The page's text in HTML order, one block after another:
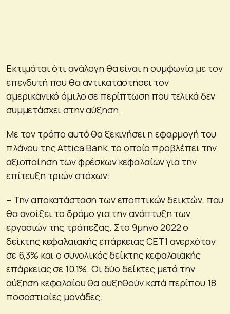
Εκτιμάται ότι ανάλογη θα είναι η συμφωνία με τον
επενδυτή που θα αντικαταστήσει τον
αμερικανικό όμιλο σε περίπτωση που τελικά δεν
συμμετάσχει στην αύξηση.
Με τον τρόπο αυτό θα ξεκινήσει η εφαρμογή του
πλάνου της Attica Bank, το οποίο προβλέπει την
αξιοποίηση των φρέσκων κεφαλαίων για την
επίτευξη τριών στόχων:
– Την αποκατάσταση των εποπτικών δεικτών, που
θα ανοίξει το δρόμο για την ανάπτυξη των
εργασιών της τράπεζας. Στο 9μηνο 2022 ο
δείκτης κεφαλαιακής επάρκειας CET1 ανερχόταν
σε 6,3% και ο συνολικός δείκτης κεφαλαιακής
επάρκειας σε 10,1%. Οι δύο δείκτες μετά την
αύξηση κεφαλαίου θα αυξηθούν κατά περίπου 18
ποσοστιαίες μονάδες.